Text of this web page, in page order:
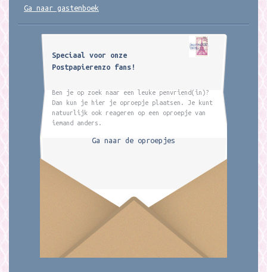
Ga naar gastenboek
Speciaal voor onze
Postpapierenzo fans!
Ben je op zoek naar een leuke penvriend(in)?
Dan kun je hier je oproepje plaatsen. Je kunt
natuurlijk ook reageren op een oproepje van
iemand anders.
Ga naar de oproepjes